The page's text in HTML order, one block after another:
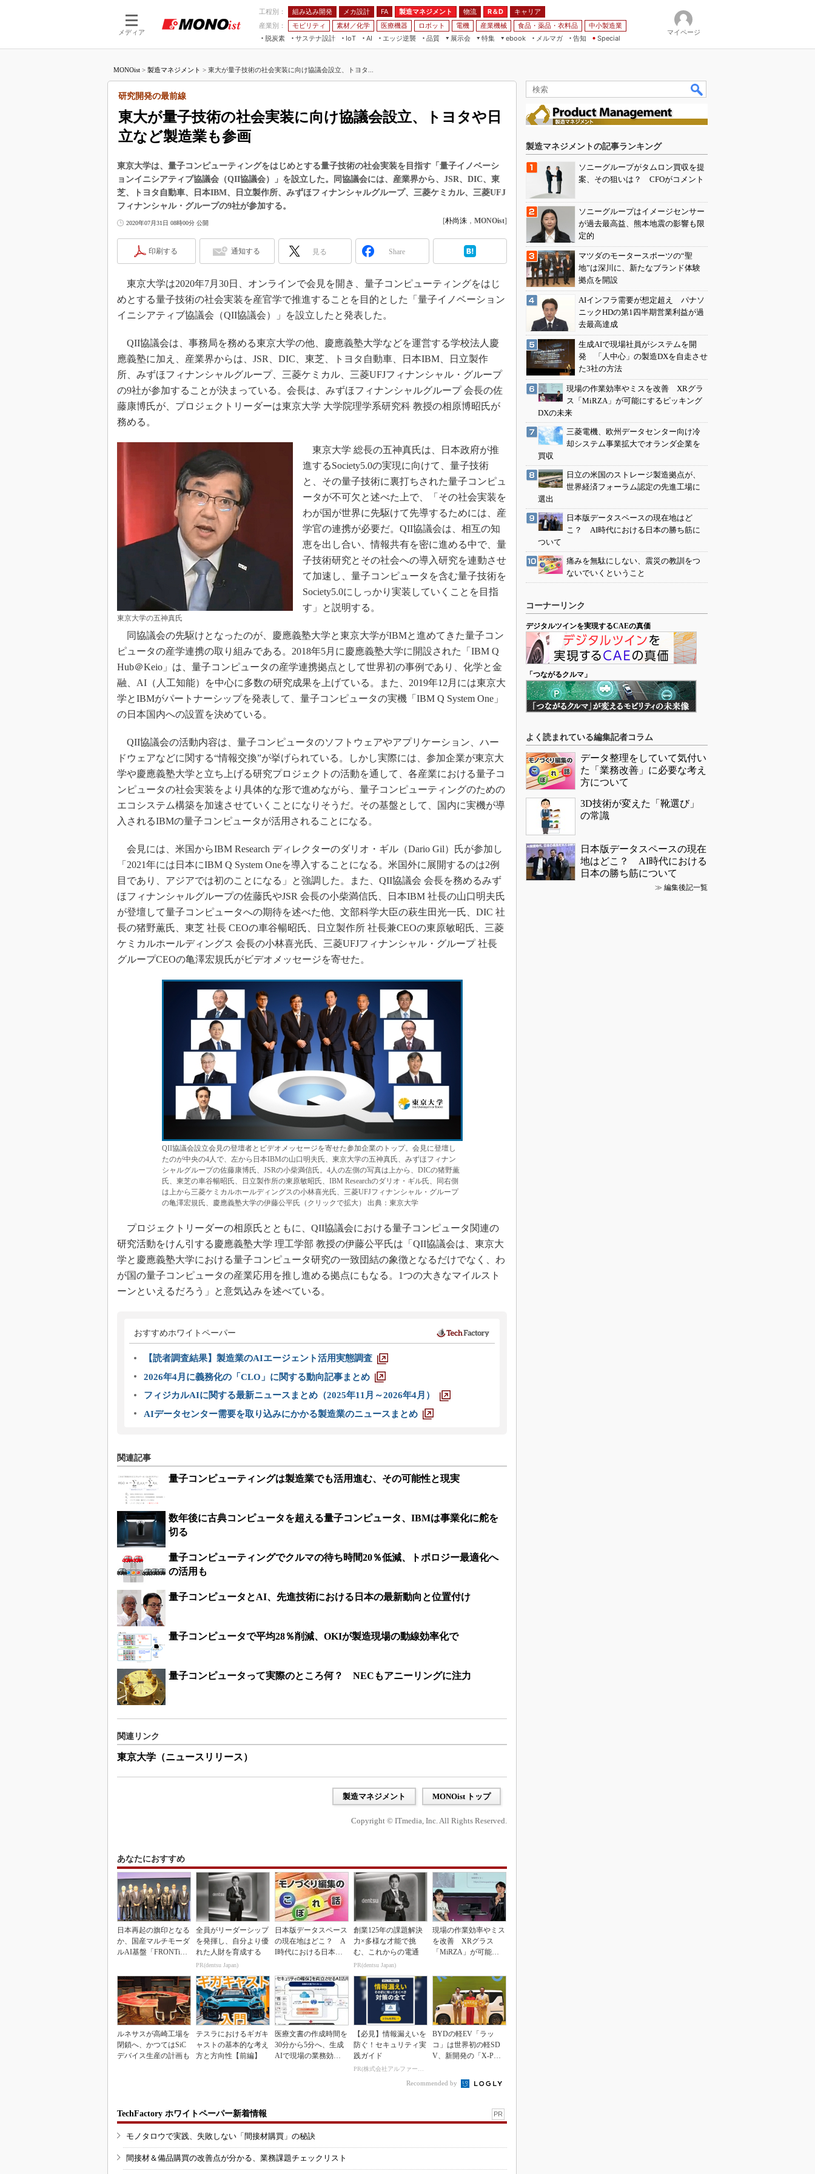
メディア
工程別： 組み込み開発 メカ設計 FA 製造マネジメント 物流 R＆D
キャリア
産業別：
モビリティ 素材／化学 医療機器 ロボット 電機 産業機械 食品・薬品・衣料品
中小製造業
脱炭素
サステナ設計
IoT
つながる工場
AI
AI×設備保全
エッジ逆襲 品質
展示会
JIMTOF
IIFES
TECHNO-FRONTIER
人テク展
日本ものづくりワールド
AUTOMOTIVE WORLD
産業オープンネット展
特集
つながるクルマ
VR／AR
フィールドサービス
組み込み画像技術
組み込みモデリング
ISO26262
無償設計ツール
デジタルツインとCAE
S＆OP
イノベーション
製造業ビッグデータ
メイドインジャパン
植物工場
海外生産
グローバル設計・開発
制御セキュリティ
新型コロナへの対応
ebook
FA
モビリティ
メルマガ
告知 Special
マイページ
MONOist > 製造マネジメント > 東大が量子技術の社会実装に向け協議会設立、トヨタ...
東大が量子技術の社会実装に向け協議会設立、トヨタや日
立など製造業も参画
研究開発の最前線
東京大学は、量子コンピューティングをはじめとする量子技術の社会実装を目指す「量子イノベーシ
ョンイニシアティブ協議会（QII協議会）」を設立した。同協議会には、産業界から、JSR、DIC、東
芝、トヨタ自動車、日本IBM、日立製作所、みずほフィナンシャルグループ、三菱ケミカル、三菱UFJ
フィナンシャル・グループの9社が参加する。
2020年07月31日 08時00分 公開 [朴尚洙 ， MONOist]
印刷する 通知する 見る Share
東京大学は2020年7月30日、オンラインで会見を開き、量子コンピューティングをはじ
めとする量子技術の社会実装を産官学で推進することを目的とした「量子イノベーション
イニシアティブ協議会（QII協議会）」を設立したと発表した。
QII協議会は、事務局を務める東京大学の他、慶應義塾大学などを運営する学校法人慶
應義塾に加え、産業界からは、JSR、DIC、東芝、トヨタ自動車、日本IBM、日立製作
所、みずほフィナンシャルグループ、三菱ケミカル、三菱UFJフィナンシャル・グループ
の9社が参加することが決まっている。会長は、みずほフィナンシャルグループ 会長の佐
藤康博氏が、プロジェクトリーダーは東京大学 大学院理学系研究科 教授の相原博昭氏が
務める。
東京大学の五神真氏
東京大学 総長の五神真氏は、日本政府が推
進するSociety5.0の実現に向けて、量子技術
と、その量子技術に裏打ちされた量子コンピュ
ータが不可欠と述べた上で、「その社会実装を
わが国が世界に先駆けて先導するためには、産
学官の連携が必要だ。QII協議会は、相互の知
恵を出し合い、情報共有を密に進める中で、量
子技術研究とその社会への導入研究を連動させ
て加速し、量子コンピュータを含む量子技術を
Society5.0にしっかり実装していくことを目指
す」と説明する。
同協議会の先駆けとなったのが、慶應義塾大学と東京大学がIBMと進めてきた量子コン
ピュータの産学連携の取り組みである。2018年5月に慶應義塾大学に開設された「IBM Q
Hub＠Keio」は、量子コンピュータの産学連携拠点として世界初の事例であり、化学と金
融、AI（人工知能）を中心に多数の研究成果を上げている。また、2019年12月には東京大
学とIBMがパートナーシップを発表して、量子コンピュータの実機「IBM Q System One」
の日本国内への設置を決めている。
QII協議会の活動内容は、量子コンピュータのソフトウェアやアプリケーション、ハー
ドウェアなどに関する“情報交換”が挙げられている。しかし実際には、参加企業が東京大
学や慶應義塾大学と立ち上げる研究プロジェクトの活動を通して、各産業における量子コ
ンピュータの社会実装をより具体的な形で進めながら、量子コンピューティングのための
エコシステム構築を加速させていくことになりそうだ。その基盤として、国内に実機が導
入されるIBMの量子コンピュータが活用されることになる。
会見には、米国からIBM Research ディレクターのダリオ・ギル（Dario Gil）氏が参加し
「2021年には日本にIBM Q System Oneを導入することになる。米国外に展開するのは2例
目であり、アジアでは初のことになる」と強調した。また、QII協議会 会長を務めるみず
ほフィナンシャルグループの佐藤氏やJSR 会長の小柴満信氏、日本IBM 社長の山口明夫氏
が登壇して量子コンピュータへの期待を述べた他、文部科学大臣の萩生田光一氏、DIC 社
長の猪野薫氏、東芝 社長 CEOの車谷暢昭氏、日立製作所 社長兼CEOの東原敏昭氏、三菱
ケミカルホールディングス 会長の小林喜光氏、三菱UFJフィナンシャル・グループ 社長
グループCEOの亀澤宏規氏がビデオメッセージを寄せた。
QII協議会設立会見の登壇者とビデオメッセージを寄せた参加企業のトップ。会見に登壇し
たのが中央の4人で、左から日本IBMの山口明夫氏、東京大学の五神真氏、みずほフィナン
シャルグループの佐藤康博氏、JSRの小柴満信氏。4人の左側の写真は上から、DICの猪野薫
氏、東芝の車谷暢昭氏、日立製作所の東原敏昭氏、IBM Researchのダリオ・ギル氏、同右側
は上から三菱ケミカルホールディングスの小林喜光氏、三菱UFJフィナンシャル・グループ
の亀澤宏規氏、慶應義塾大学の伊藤公平氏（クリックで拡大） 出典：東京大学
プロジェクトリーダーの相原氏とともに、QII協議会における量子コンピュータ関連の
研究活動をけん引する慶應義塾大学 理工学部 教授の伊藤公平氏は「QII協議会は、東京大
学と慶應義塾大学における量子コンピュータ研究の一致団結の象徴となるだけでなく、わ
が国の量子コンピュータの産業応用を推し進める拠点にもなる。1つの大きなマイルスト
ーンといえるだろう」と意気込みを述べている。
おすすめホワイトペーパー
【読者調査結果】製造業のAIエージェント活用実態調査
2026年4月に義務化の「CLO」に関する動向記事まとめ
フィジカルAIに関する最新ニュースまとめ（2025年11月～2026年4月）
AIデータセンター需要を取り込みにかかる製造業のニュースまとめ
関連記事
量子コンピューティングは製造業でも活用進む、その可能性と現実
数年後に古典コンピュータを超える量子コンピュータ、IBMは事業化に舵を
切る
量子コンピューティングでクルマの待ち時間20％低減、トポロジー最適化へ
の活用も
量子コンピュータとAI、先進技術における日本の最新動向と位置付け
量子コンピュータで平均28％削減、OKIが製造現場の動線効率化で
量子コンピュータって実際のところ何？ NECもアニーリングに注力
関連リンク
東京大学（ニュースリリース）
製造マネジメント MONOist トップ
Copyright © ITmedia, Inc. All Rights Reserved.
あなたにおすすめ
日本再起の旗印となる
か、国産マルチモーダ
ルAI基盤「FRONTi
全員がリーダーシップ
を発揮し、自分より優
れた人財を育成する
PR(dentsu Japan)
日本版データスペース
の現在地はどこ？ A
I時代における日本の
創業125年の課題解決
力×多様な才能で挑
む、これからの電通
PR(dentsu Japan)
現場の作業効率やミス
を改善 XRグラス
「MiRZA」が可能に
の...
ルネサスが高崎工場を
閉鎖へ、かつてはSiC
デバイス生産の計画も
テスラにおけるギガキ
ャストの基本的な考え
方と方向性【前編】
医療文書の作成時間を
30分から5分へ、生成
AIで現場の業務効率
【必見】情報漏えいを
防ぐ！セキュリティ実
践ガイド
PR(株式会社アルファーテクノ)
BYDの軽EV「ラッ
コ」は世界初の軽SD
V、新開発の「X-PAC
Recommended by
TechFactory ホワイトペーパー新着情報 PR
モノタロウで実践、失敗しない「間接材購買」の秘訣
間接材＆備品購買の改善点が分かる、業務課題チェックリスト
製造マネジメントの記事ランキング
ソニーグループがタムロン買収を提
案、その狙いは？ CFOがコメント
ソニーグループはイメージセンサー
が過去最高益、熊本地震の影響も限
定的
マツダのモータースポーツの“聖
地”は深川に、新たなブランド体験
拠点を開設
AIインフラ需要が想定超え パナソ
ニックHDの第1四半期営業利益が過
去最高達成
生成AIで現場社員がシステムを開
発 「人中心」の製造DXを自走させ
た3社の方法
現場の作業効率やミスを改善 XRグラ
ス「MiRZA」が可能にするピッキング
DXの未来
三菱電機、欧州データセンター向け冷
却システム事業拡大でオランダ企業を
買収
日立の米国のストレージ製造拠点が、
世界経済フォーラム認定の先進工場に
選出
日本版データスペースの現在地はど
こ？ AI時代における日本の勝ち筋に
ついて
痛みを無駄にしない、震災の教訓をつ
ないでいくということ
コーナーリンク
デジタルツインを実現するCAEの真価
「つながるクルマ」
よく読まれている編集記者コラム
データ整理をしていて気付い
た「業務改善」に必要な考え
方について
3D技術が変えた「靴選び」
の常識
日本版データスペースの現在
地はどこ？ AI時代における
日本の勝ち筋について
≫ 編集後記一覧